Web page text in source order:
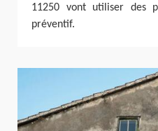
11250 vont utiliser des
préventif.